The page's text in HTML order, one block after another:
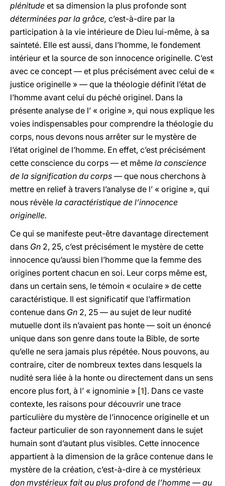
plénitude et sa dimension la plus profonde sont
déterminées par la grâce, c’est-à-dire par la
participation à la vie intérieure de Dieu lui-même, à sa
sainteté. Elle est aussi, dans l’homme, le fondement
intérieur et la source de son innocence originelle. C’est
avec ce concept — et plus précisément avec celui de «
justice originelle » — que la théologie définit l’état de
l’homme avant celui du péché originel. Dans la
présente analyse de l’ « origine », qui nous explique les
voies indispensables pour comprendre la théologie du
corps, nous devons nous arrêter sur le mystère de
l’état originel de l’homme. En effet, c’est précisément
cette conscience du corps — et même la conscience
de la signification du corps —que nous cherchons à
mettre en relief à travers l’analyse de l’ « origine », qui
nous révèle la caractéristique de l’innocence
originelle.
Ce qui se manifeste peut-être davantage directement
dans Gn 2, 25, c’est précisément le mystère de cette
innocence qu’aussi bien l’homme que la femme des
origines portent chacun en soi. Leur corps même est,
dans un certain sens, le témoin « oculaire » de cette
caractéristique. Il est significatif que l’affirmation
contenue dans Gn 2, 25 — au sujet de leur nudité
mutuelle dont ils n’avaient pas honte — soit un énoncé
unique dans son genre dans toute la Bible, de sorte
qu’elle ne sera jamais plus répétée. Nous pouvons, au
contraire, citer de nombreux textes dans lesquels la
nudité sera liée à la honte ou directement dans un sens
encore plus fort, à l’ « ignominie » [1]. Dans ce vaste
contexte, les raisons pour découvrir une trace
particulière du mystère de l’innocence originelle et un
facteur particulier de son rayonnement dans le sujet
humain sont d’autant plus visibles. Cette innocence
appartient à la dimension de la grâce contenue dans le
mystère de la création, c’est-à-dire à ce mystérieux
don mystérieux fait au plus profond de l’homme — au